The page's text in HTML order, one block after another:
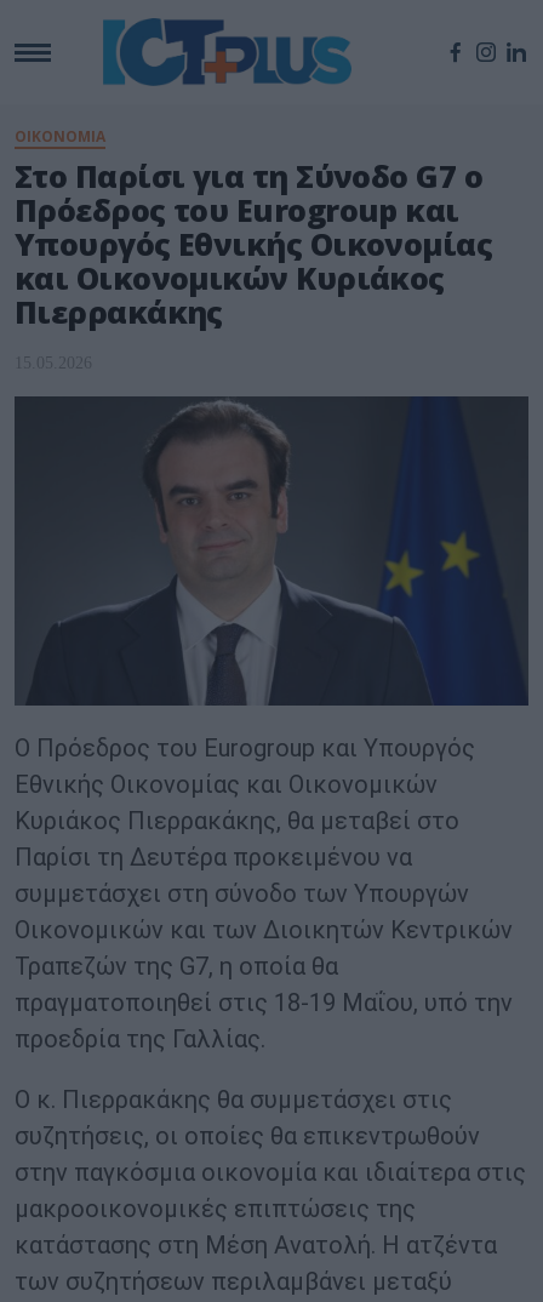
ΟΙΚΟΝΟΜΙΑ
Στο Παρίσι για τη Σύνοδο G7 ο
Πρόεδρος του Eurogroup και
Υπουργός Εθνικής Οικονομίας
και Οικονομικών Κυριάκος
Πιερρακάκης
15.05.2026
Ο Πρόεδρος του Eurogroup και Υπουργός
Εθνικής Οικονομίας και Οικονομικών
Κυριάκος Πιερρακάκης, θα μεταβεί στο
Παρίσι τη Δευτέρα προκειμένου να
συμμετάσχει στη σύνοδο των Υπουργών
Οικονομικών και των Διοικητών Κεντρικών
Τραπεζών της G7, η οποία θα
πραγματοποιηθεί στις 18-19 Μαΐου, υπό την
προεδρία της Γαλλίας.
Ο κ. Πιερρακάκης θα συμμετάσχει στις
συζητήσεις, οι οποίες θα επικεντρωθούν
στην παγκόσμια οικονομία και ιδιαίτερα στις
μακροοικονομικές επιπτώσεις της
κατάστασης στη Μέση Ανατολή. Η ατζέντα
των συζητήσεων περιλαμβάνει μεταξύ